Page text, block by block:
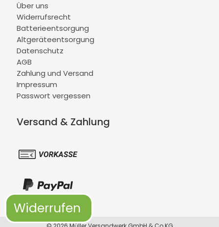
Über uns
Widerrufsrecht
Batterieentsorgung
Altgeräteentsorgung
Datenschutz
AGB
Zahlung und Versand
Impressum
Passwort vergessen
Versand & Zahlung
Widerrufen